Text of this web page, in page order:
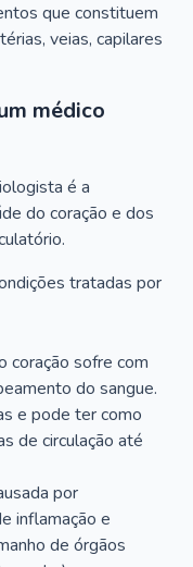
que constituem
veias, capilares
médico
é a
do coração e dos
tratadas por
coração sofre com
do sangue.
e pode ter como
de circulação até
por
inflamação e
de órgãos